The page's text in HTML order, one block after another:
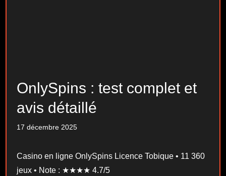
OnlySpins : test complet et
avis détaillé
17 décembre 2025
Casino en ligne OnlySpins Licence Tobique • 11 360
jeux • Note : ★★★★ 4.7/5